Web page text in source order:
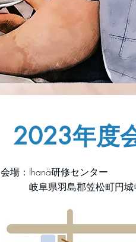
2023年度
会場：Ihanä研修センター
岐阜県羽島郡笠松町円城